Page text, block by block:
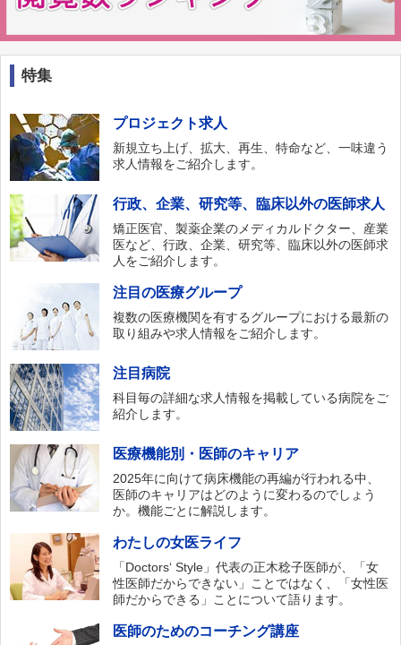
特集
プロジェクト求人
新規立ち上げ、拡大、再生、特命など、一味違う
求人情報をご紹介します。
行政、企業、研究等、臨床以外の医師求人
矯正医官、製薬企業のメディカルドクター、産業
医など、行政、企業、研究等、臨床以外の医師求
人をご紹介します。
注目の医療グループ
複数の医療機関を有するグループにおける最新の
取り組みや求人情報をご紹介します。
注目病院
科目毎の詳細な求人情報を掲載している病院をご
紹介します。
医療機能別・医師のキャリア
2025年に向けて病床機能の再編が行われる中、
医師のキャリアはどのように変わるのでしょう
か。機能ごとに解説します。
わたしの女医ライフ
「Doctors‘ Style」代表の正木稔子医師が、「女
性医師だからできない」ことではなく、「女性医
師だからできる」ことについて語ります。
医師のためのコーチング講座